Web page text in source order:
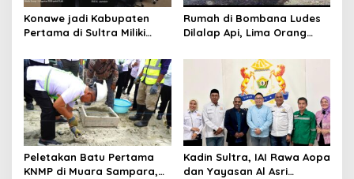
Konawe jadi Kabupaten
Pertama di Sultra Miliki
Digital, DPRD Restui
Anggaran Rp200 Juta
Rumah di Bombana Ludes
Dilalap Api, Lima Orang
Dunia
Peletakan Batu Pertama
KNMP di Muara Sampara,
Kadin Sultra, IAI Rawa Aopa
dan Yayasan Al Asri